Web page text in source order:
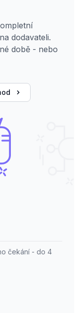
dodavateli.
době - nebo
čekání - do 4